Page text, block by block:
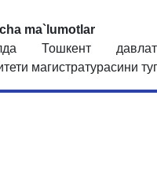
ma`lumotlar
Тошкент
магистратурасини